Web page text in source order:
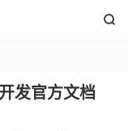

发官方文档